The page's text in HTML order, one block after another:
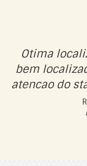
Otima
bem
atencao do
que